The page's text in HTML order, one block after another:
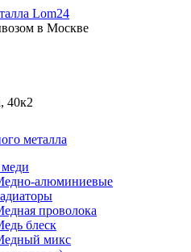
в Москве
40к2
металла
алюминиевые
проволока
блеск
микс